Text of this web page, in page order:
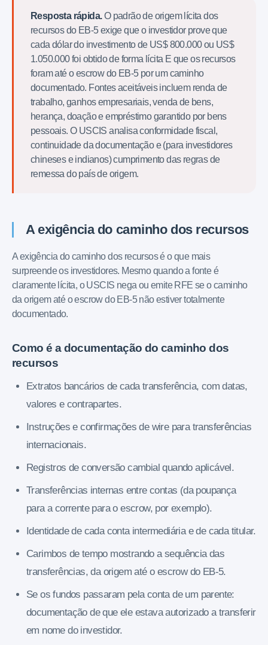
Resposta rápida.O padrão de origem lícita dos
recursos do EB-5 exige que o investidor prove que
cada dólar do investimento de US$ 800.000 ou US$
1.050.000 foi obtido de forma lícita E que os recursos
foram até o escrow do EB-5 por um caminho
documentado. Fontes aceitáveis incluem renda de
trabalho, ganhos empresariais, venda de bens,
herança, doação e empréstimo garantido por bens
pessoais. O USCIS analisa conformidade fiscal,
continuidade da documentação e (para investidores
chineses e indianos) cumprimento das regras de
remessa do país de origem.
A exigência do caminho dos recursos
A exigência do caminho dos recursos é o que mais
surpreende os investidores. Mesmo quando a fonte é
claramente lícita, o USCIS nega ou emite RFE se o caminho
da origem até o escrow do EB-5 não estiver totalmente
documentado.
Como é a documentação do caminho dos
recursos
Extratos bancários de cada transferência, com datas,
valores e contrapartes.
Instruções e confirmações de wire para transferências
internacionais.
Registros de conversão cambial quando aplicável.
Transferências internas entre contas (da poupança
para a corrente para o escrow, por exemplo).
Identidade de cada conta intermediária e de cada titular.
Carimbos de tempo mostrando a sequência das
transferências, da origem até o escrow do EB-5.
Se os fundos passaram pela conta de um parente:
documentação de que ele estava autorizado a transferir
em nome do investidor.